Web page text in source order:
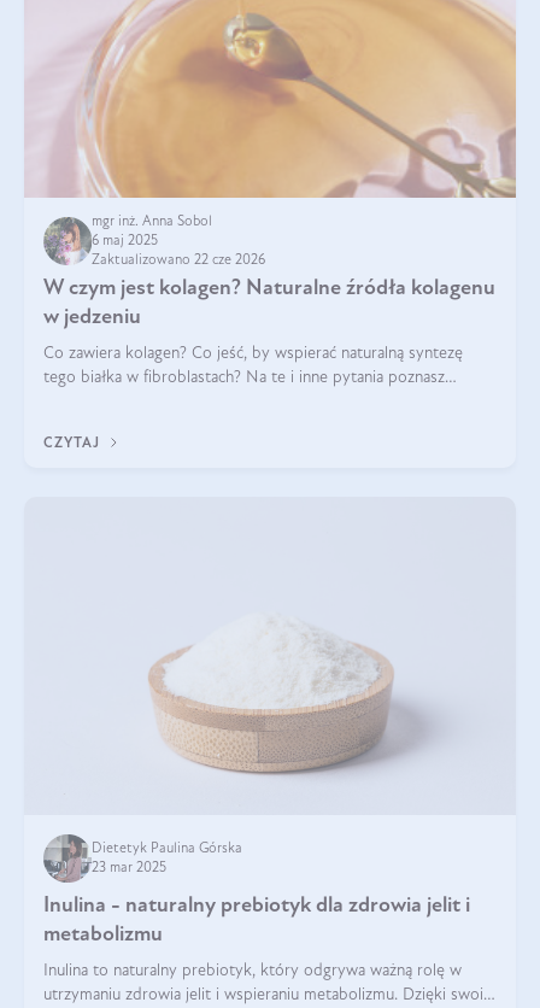
mgr inż. Anna Sobol
6 maj 2025
Zaktualizowano 22 cze 2026
W czym jest kolagen? Naturalne źródła kolagenu
w jedzeniu
Co zawiera kolagen? Co jeść, by wspierać naturalną syntezę
tego białka w fibroblastach? Na te i inne pytania poznasz
CZYTAJ
Dietetyk Paulina Górska
23 mar 2025
Inulina - naturalny prebiotyk dla zdrowia jelit i
metabolizmu
Inulina to naturalny prebiotyk, który odgrywa ważną rolę w
utrzymaniu zdrowia jelit i wspieraniu metabolizmu. Dzięki swoim